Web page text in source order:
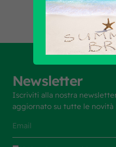
Newsletter
Iscriviti alla nostra
aggiornato su tutte le novità